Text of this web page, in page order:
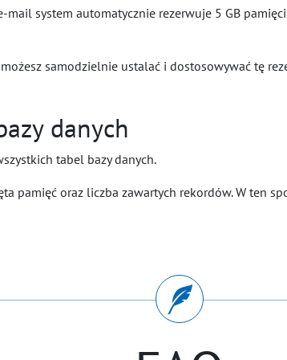
system automatycznie rezerwuje 5 GB
samodzielnie ustalać i dostosowywać tę
danych
tabel bazy danych.
pamięć oraz liczba zawartych rekordów. W ten